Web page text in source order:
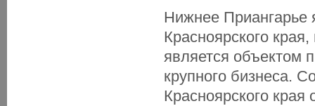
Нижнее Приангарье
Красноярского
является объектом
крупного бизнеса.
Красноярского